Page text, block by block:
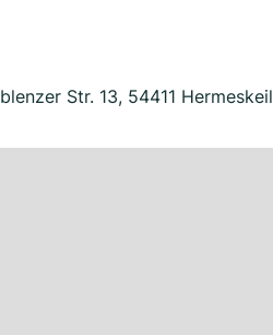
Str. 13, 54411 Hermeskeil